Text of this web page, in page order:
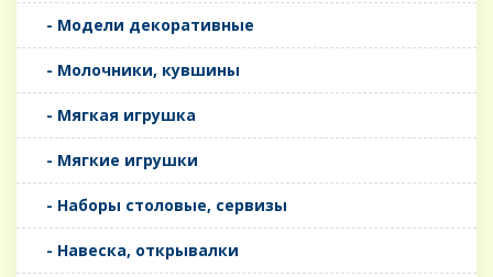
- Модели декоративные
- Молочники, кувшины
- Мягкая игрушка
- Мягкие игрушки
- Наборы столовые, сервизы
- Навеска, открывалки